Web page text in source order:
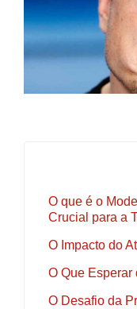
O que é o
Crucial para a
O Impacto do
O Que Esperar
O Desafio da